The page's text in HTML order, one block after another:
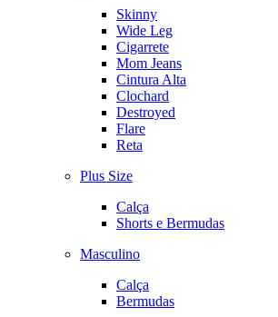
Skinny
Wide Leg
Cigarrete
Mom Jeans
Cintura Alta
Clochard
Destroyed
Flare
Reta
Plus Size
Calça
Shorts e Bermudas
Masculino
Calça
Bermudas